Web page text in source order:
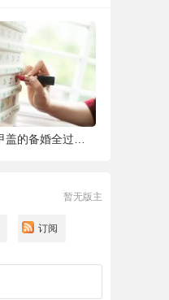
暂无版主
订阅